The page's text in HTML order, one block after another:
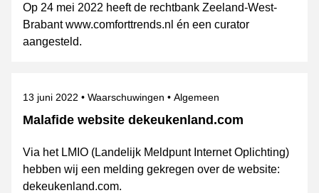
Op 24 mei 2022 heeft de rechtbank Zeeland-West-
Brabant www.comforttrends.nl én een curator
aangesteld.
Malafide website dekeukenland.com
Gepubliceerd op
13 juni 2022 Categorie
Waarschuwingen Onderwerpen
Algemeen
Via het LMIO (Landelijk Meldpunt Internet Oplichting)
hebben wij een melding gekregen over de website:
dekeukenland.com.